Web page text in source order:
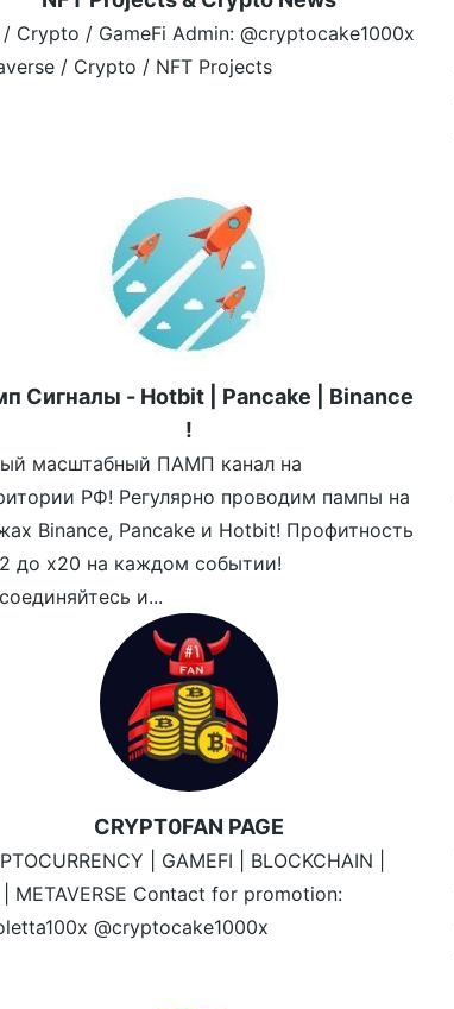
/ Crypto / GameFi Admin: @cryptocake1000x
/ Crypto / NFT Projects
Сигналы - Hotbit | Pancake | Binance
!
масштабный ПАМП канал на
РФ! Регулярно проводим пампы на
Binance, Pancake и Hotbit! Профитность
до х20 на каждом событии!
и...
CRYPT0FAN PAGE
| GAMEFI | BLOCKCHAIN |
| METAVERSE Contact for promotion:
@cryptocake1000x